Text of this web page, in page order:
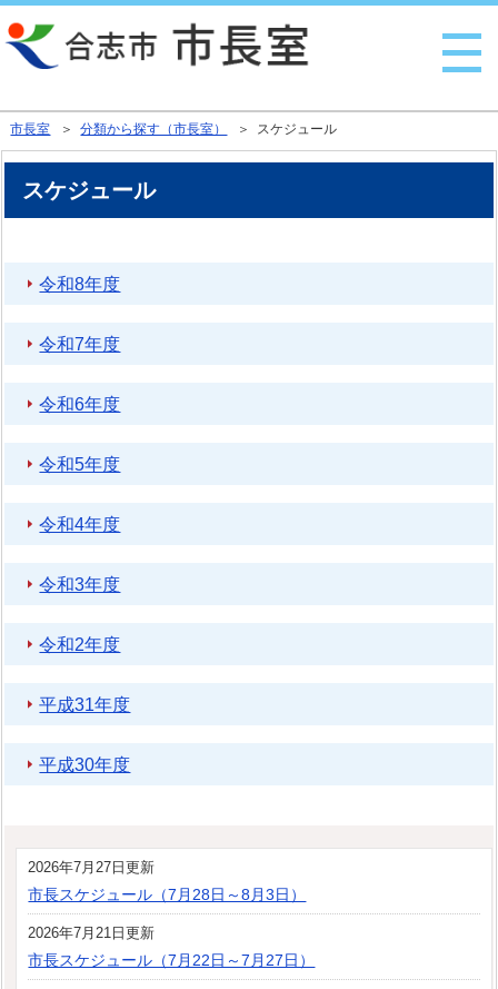
市長室 ＞分類から探す（市長室） ＞ スケジュール
スケジュール
令和8年度
令和7年度
令和6年度
令和5年度
令和4年度
令和3年度
令和2年度
平成31年度
平成30年度
2026年7月27日更新
市長スケジュール（7月28日～8月3日）
2026年7月21日更新
市長スケジュール（7月22日～7月27日）